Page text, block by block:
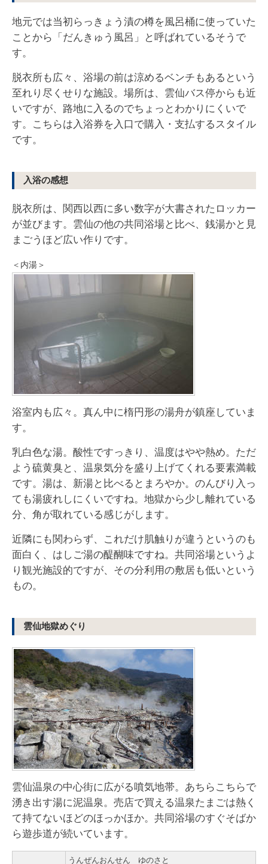
地元では当初らっきょう漬の樽を風呂桶に使っていた
ことから「だんきゅう風呂」と呼ばれているそうで
す。
脱衣所も広々、浴場の前は涼めるベンチもあるという
至れり尽くせりな施設。場所は、雲仙バス停からも近
いですが、路地に入るのでちょっとわかりにくいで
す。こちらは入浴券を入口で購入・支払するスタイル
です。
入浴の感想
脱衣所は、関西以西に多い数字が大書されたロッカー
が並びます。雲仙の他の共同浴場と比べ、銭湯かと見
まごうほど広い作りです。
＜内湯＞
浴室内も広々。真ん中に楕円形の湯舟が鎮座していま
す。
乳白色な湯。酸性ですっきり、温度はやや熱め。ただ
よう硫黄臭と、温泉気分を盛り上げてくれる要素満載
です。湯は、新湯と比べるとまろやか。のんびり入っ
ても湯疲れしにくいですね。地獄から少し離れている
分、角が取れている感じがします。
近隣にも関わらず、これだけ肌触りが違うというのも
面白く、はしご湯の醍醐味ですね。共同浴場というよ
り観光施設的ですが、その分利用の敷居も低いという
もの。
雲仙地獄めぐり
雲仙温泉の中心街に広がる噴気地帯。あちらこちらで
湧き出す湯に泥温泉。売店で買える温泉たまごは熱く
て持てないほどのほっかほか。共同浴場のすぐそばか
ら遊歩道が続いています。
うんぜんおんせん ゆのさと